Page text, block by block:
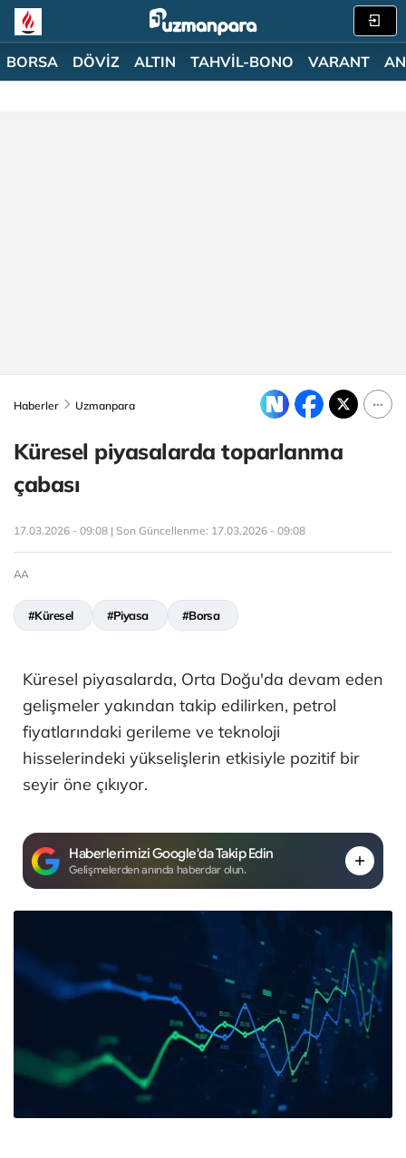
BORSA DÖVİZ ALTIN TAHVİL-BONO VARANT
Haberler Uzmanpara
Küresel piyasalarda toparlanma
çabası
17.03.2026 - 09:08 | Son Güncellenme: 17.03.2026 - 09:08
AA
#Küresel #Piyasa #Borsa
Küresel piyasalarda, Orta Doğu'da devam eden
gelişmeler yakından takip edilirken, petrol
fiyatlarındaki gerileme ve teknoloji
hisselerindeki yükselişlerin etkisiyle pozitif bir
seyir öne çıkıyor.
Haberlerimizi Google'da Takip Edin
Gelişmelerden anında haberdar olun.